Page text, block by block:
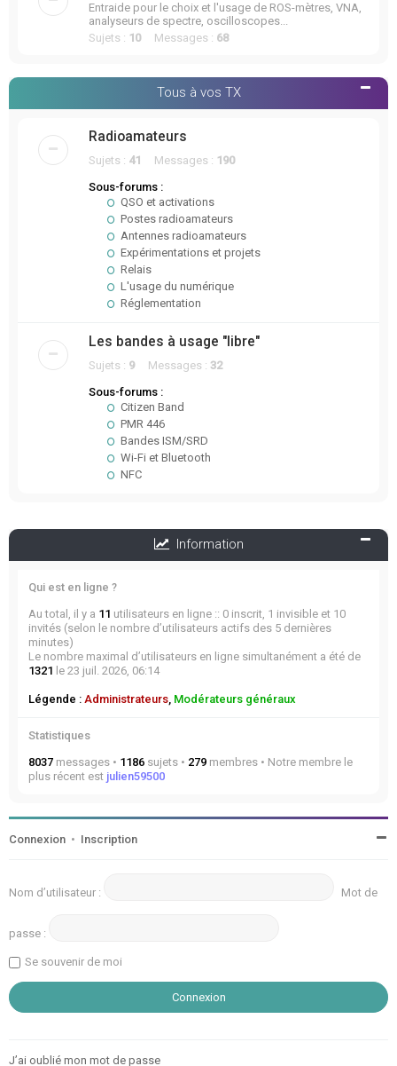
Entraide pour le choix et l'usage de ROS-mètres, VNA,
analyseurs de spectre, oscilloscopes...
Sujets : 10Messages : 68
Tous à vos TX
Radioamateurs
Sujets : 41 Messages : 190
Sous-forums :
QSO et activations
Postes radioamateurs
Antennes radioamateurs
Expérimentations et projets
Relais
L'usage du numérique
Réglementation
Les bandes à usage "libre"
Sujets : 9Messages : 32
Sous-forums :
Citizen Band
PMR 446
Bandes ISM/SRD
Wi-Fi et Bluetooth
NFC
Information
Qui est en ligne ?
Au total, il y a 11 utilisateurs en ligne :: 0 inscrit, 1 invisible et 10
invités (selon le nombre d’utilisateurs actifs des 5 dernières
minutes)
Le nombre maximal d’utilisateurs en ligne simultanément a été de
1321 le 23 juil. 2026, 06:14
Légende : Administrateurs, Modérateurs généraux
Statistiques
8037 messages • 1186 sujets • 279 membres • Notre membre le
plus récent est julien59500
Connexion • Inscription
Nom d’utilisateur : Mot de
passe :
Se souvenir de moi
J’ai oublié mon mot de passe